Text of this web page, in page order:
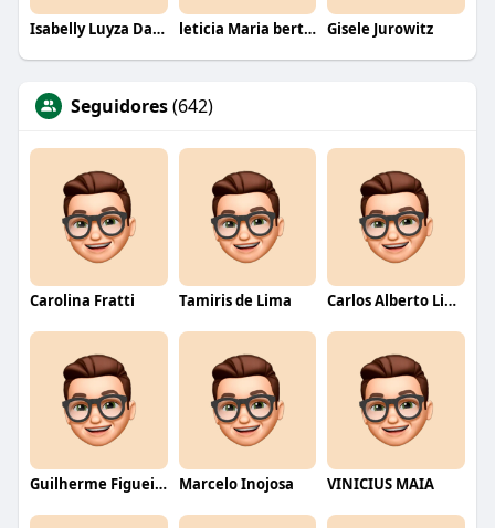
Isabelly Luyza Da Costa melo leticia Maria bertino Mello de andrade Gisele Jurowitz
Seguidores(642)
Carolina Fratti Tamiris de Lima Carlos Alberto Lima
Guilherme Figueiredo Marcelo Inojosa VINICIUS MAIA